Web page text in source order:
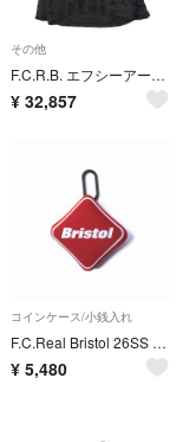
その他
F.C.R.B. エフシーアールビー Carhartt カーハート 26SS FCRB-260121 × Carhartt WIP WARM-UP JACKET カーハート ワークインプログレス ナイロン フーデッド ウォームアップ ジャケット ブラック系 XL【新古品】【未使用】【中古】
¥ 32,857
コインケース/小銭入れ
F.C.Real Bristol 26SS COIN CASE
¥ 5,480